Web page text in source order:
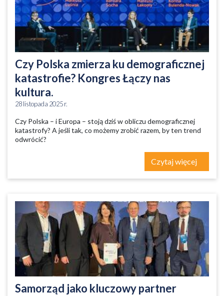
Czy Polska zmierza ku demograficznej
katastrofie? Kongres Łączy nas
kultura.
28 listopada 2025 r.
Czy Polska – i Europa – stoją dziś w obliczu demograficznej
katastrofy? A jeśli tak, co możemy zrobić razem, by ten trend
odwrócić?
Czytaj więcej
Samorząd jako kluczowy partner